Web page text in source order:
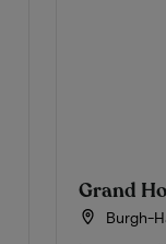
Grand
Burgh-